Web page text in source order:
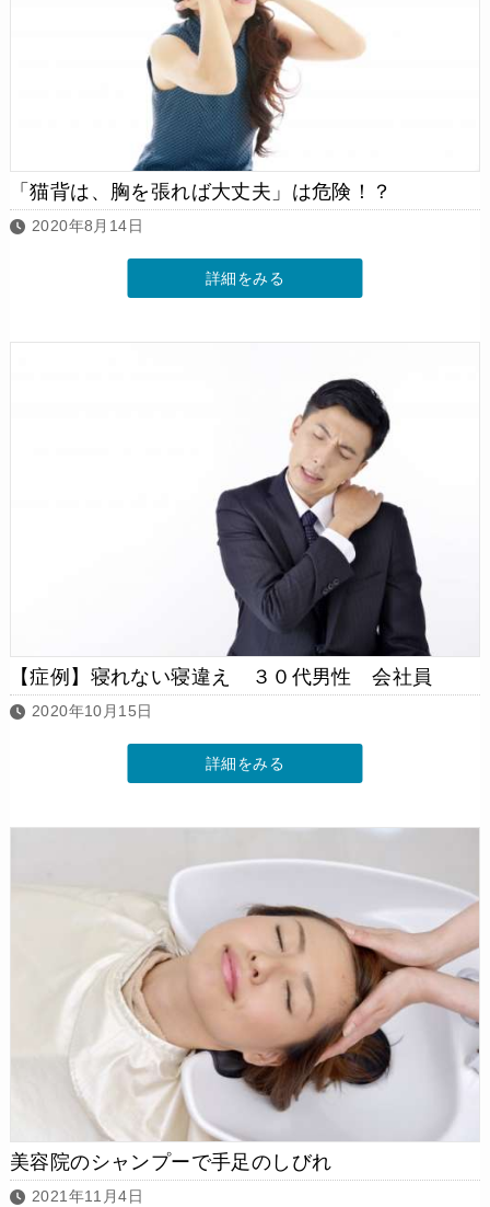
「猫背は、胸を張れば大丈夫」は危険！？
2020年8月14日
詳細をみる
【症例】寝れない寝違え ３０代男性 会社員
2020年10月15日
詳細をみる
美容院のシャンプーで手足のしびれ
2021年11月4日